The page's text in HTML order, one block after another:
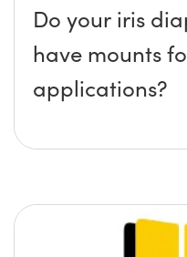
Do your iris
have mounts
applications?